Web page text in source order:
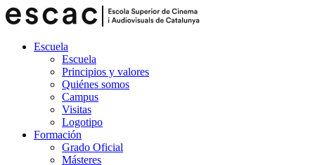
Escuela
Escuela
Principios y valores
Quiénes somos
Campus
Visitas
Logotipo
Formación
Grado Oficial
Másteres